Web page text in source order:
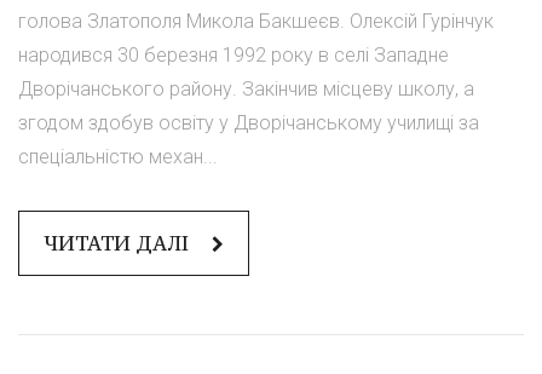
голова Златополя Микола Бакшеєв. Олексій Гурінчук
народився 30 березня 1992 року в селі Западне
Дворічанського району. Закінчив місцеву школу, а
згодом здобув освіту у Дворічанському училищі за
спеціальністю механ...
ЧИТАТИ ДАЛІ